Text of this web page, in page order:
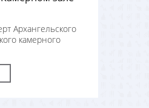
Архангельского
камерного